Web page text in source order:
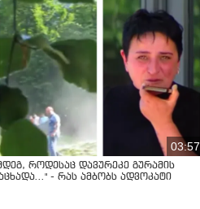
03:57
როდესაც დავურეკე გურამის
- რას ამბობს ადვოკატი